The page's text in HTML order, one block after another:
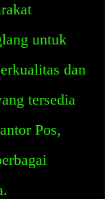
untuk
dan
tersedia
Pos,